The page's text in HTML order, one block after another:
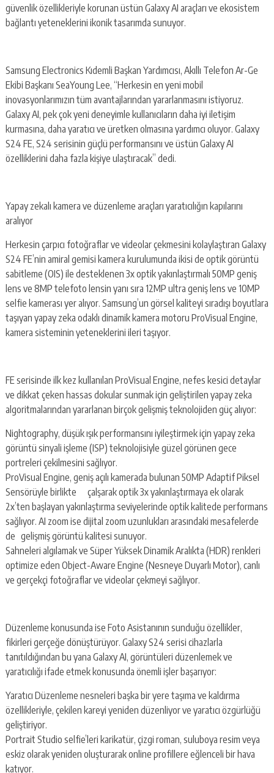
güvenlik özellikleriyle korunan üstün Galaxy AI araçları ve ekosistem
bağlantı yeteneklerini ikonik tasarımda sunuyor.
Samsung Electronics Kıdemli Başkan Yardımcısı, Akıllı Telefon Ar-Ge
Ekibi Başkanı SeaYoung Lee, “Herkesin en yeni mobil
inovasyonlarımızın tüm avantajlarından yararlanmasını istiyoruz.
Galaxy AI, pek çok yeni deneyimle kullanıcıların daha iyi iletişim
kurmasına, daha yaratıcı ve üretken olmasına yardımcı oluyor. Galaxy
S24 FE, S24 serisinin güçlü performansını ve üstün Galaxy AI
özelliklerini daha fazla kişiye ulaştıracak” dedi.
Yapay zekalı kamera ve düzenleme araçları yaratıcılığın kapılarını
aralıyor
Herkesin çarpıcı fotoğraflar ve videolar çekmesini kolaylaştıran Galaxy
S24 FE’nin amiral gemisi kamera kurulumunda ikisi de optik görüntü
sabitleme (OIS) ile desteklenen 3x optik yakınlaştırmalı 50MP geniş
lens ve 8MP telefoto lensin yanı sıra 12MP ultra geniş lens ve 10MP
selfie kamerası yer alıyor. Samsung’un görsel kaliteyi sıradışı boyutlara
taşıyan yapay zeka odaklı dinamik kamera motoru ProVisual Engine,
kamera sisteminin yeteneklerini ileri taşıyor.
FE serisinde ilk kez kullanılan ProVisual Engine, nefes kesici detaylar
ve dikkat çeken hassas dokular sunmak için geliştirilen yapay zeka
algoritmalarından yararlanan birçok gelişmiş teknolojiden güç alıyor:
Nightography, düşük ışık performansını iyileştirmek için yapay zeka
görüntü sinyali işleme (ISP) teknolojisiyle güzel görünen gece
portreleri çekilmesini sağlıyor.
ProVisual Engine, geniş açılı kamerada bulunan 50MP Adaptif Piksel
Sensörüyle birlikte çalşarak optik 3x yakınlaştırmaya ek olarak
2x’ten başlayan yakınlaştırma seviyelerinde optik kalitede performans
sağlıyor. AI zoom ise dijital zoom uzunlukları arasındaki mesafelerde
de gelişmiş görüntü kalitesi sunuyor.
Sahneleri algılamak ve Süper Yüksek Dinamik Aralıkta (HDR) renkleri
optimize eden Object-Aware Engine (Nesneye Duyarlı Motor), canlı
ve gerçekçi fotoğraflar ve videolar çekmeyi sağlıyor.
Düzenleme konusunda ise Foto Asistanının sunduğu özellikler,
fikirleri gerçeğe dönüştürüyor. Galaxy S24 serisi cihazlarla
tanıtıldığından bu yana Galaxy AI, görüntüleri düzenlemek ve
yaratıcılığı ifade etmek konusunda önemli işler başarıyor:
Yaratıcı Düzenleme nesneleri başka bir yere taşıma ve kaldırma
özellikleriyle, çekilen kareyi yeniden düzenliyor ve yaratıcı özgürlüğü
geliştiriyor.
Portrait Studio selfie’leri karikatür, çizgi roman, suluboya resim veya
eskiz olarak yeniden oluşturarak online profillere eğlenceli bir hava
katıyor.